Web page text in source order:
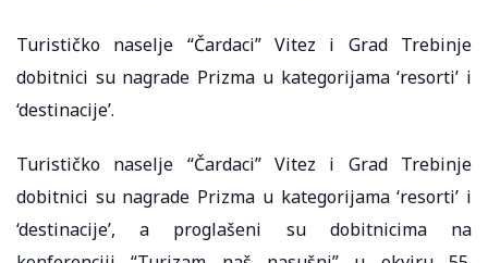
Turističko naselje “Čardaci” Vitez i Grad Trebinje
dobitnici su nagrade Prizma u kategorijama ‘resorti’ i
‘destinacije’.
Turističko naselje “Čardaci” Vitez i Grad Trebinje
dobitnici su nagrade Prizma u kategorijama ‘resorti’ i
‘destinacije’, a proglašeni su dobitnicima na